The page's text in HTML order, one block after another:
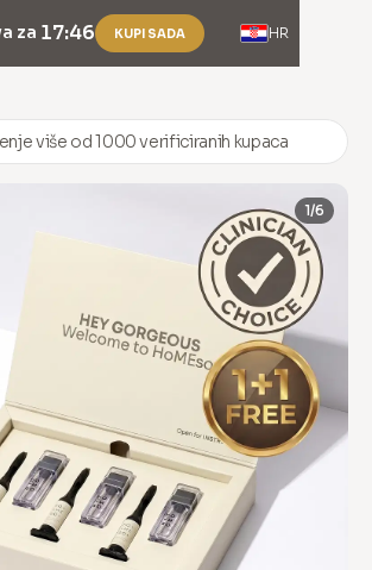
HR
za 17:46 KUPI SADA
više od 1000 verificiranih kupaca
1/6